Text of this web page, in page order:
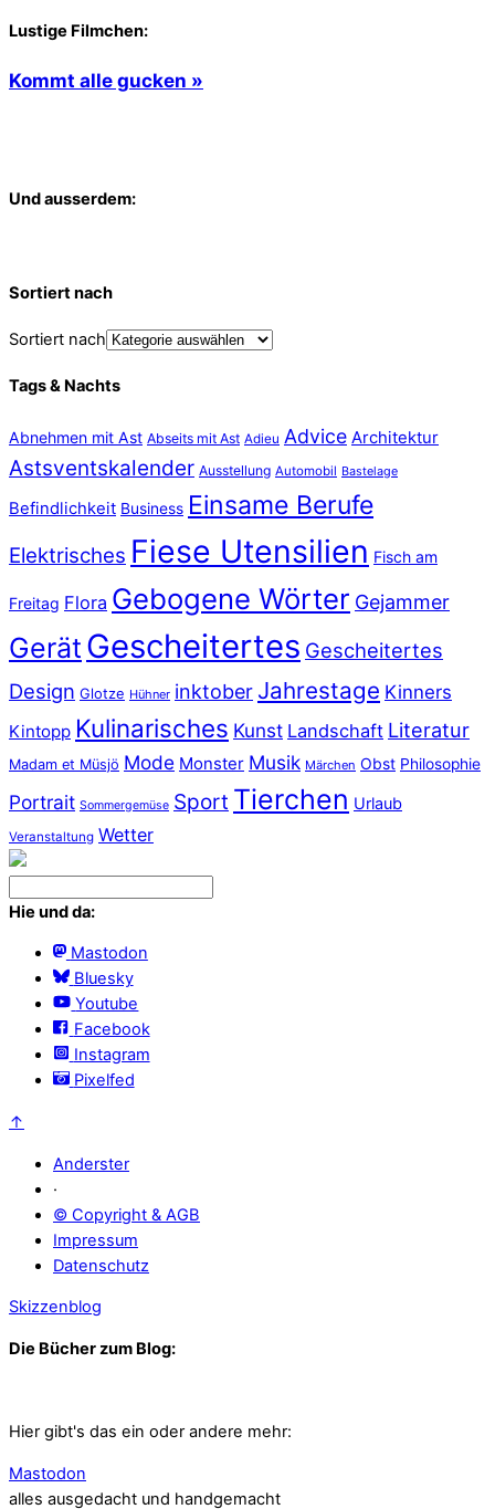
Lustige Filmchen:
Kommt alle gucken »
Und ausserdem:
Sortiert nach
Sortiert nach
Tags & Nachts
Abnehmen mit Ast Abseits mit Ast Adieu Advice Architektur
Astsventskalender Ausstellung Automobil Bastelage
Befindlichkeit Business Einsame Berufe
Elektrisches Fiese Utensilien Fisch am
Freitag Flora Gebogene Wörter Gejammer
Gerät Gescheitertes Gescheitertes
Design Glotze Hühner inktober Jahrestage Kinners
Kintopp Kulinarisches Kunst Landschaft Literatur
Madam et Müsjö Mode Monster Musik Märchen Obst Philosophie
Portrait Sommergemüse Sport Tierchen Urlaub
Veranstaltung Wetter
Hie und da:
Mastodon
Bluesky
Youtube
Facebook
Instagram
Pixelfed
↑
Anderster
·
© Copyright & AGB
Impressum
Datenschutz
Skizzenblog
Die Bücher zum Blog:
Hier gibt's das ein oder andere mehr:
Mastodon
alles ausgedacht und handgemacht